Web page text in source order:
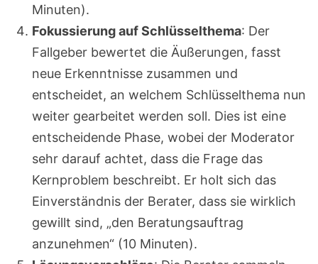
Minuten).
Fokussierung auf Schlüsselthema: Der
Fallgeber bewertet die Äußerungen, fasst
neue Erkenntnisse zusammen und
entscheidet, an welchem Schlüsselthema nun
weiter gearbeitet werden soll. Dies ist eine
entscheidende Phase, wobei der Moderator
sehr darauf achtet, dass die Frage das
Kernproblem beschreibt. Er holt sich das
Einverständnis der Berater, dass sie wirklich
gewillt sind, „den Beratungsauftrag
anzunehmen“ (10 Minuten).